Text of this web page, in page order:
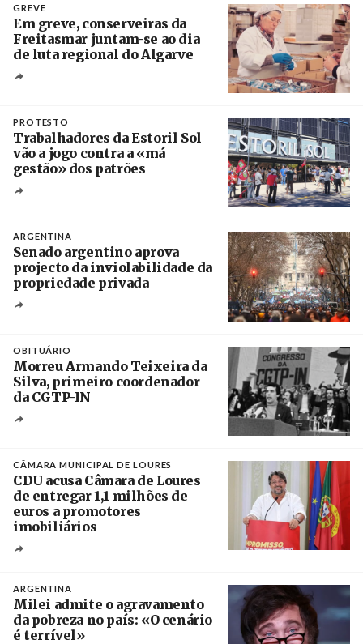
GREVE
Em greve, conserveiras da
Freitasmar juntam-se ao dia
de luta regional do Algarve
PROTESTO
Trabalhadores da Estoril Sol
vão a jogo contra a «má
gestão» dos patrões
ARGENTINA
Senado argentino aprova
projecto da inviolabilidade da
propriedade privada
OBITUÁRIO
Morreu Armando Teixeira da
Silva, primeiro coordenador
da CGTP-IN
CÂMARA MUNICIPAL DE LOURES
CDU acusa Câmara de Loures
de entregar 1,1 milhões de
euros a promotores
imobiliários
ARGENTINA
Milei admite o agravamento
da pobreza no país: «O cenário
é terrível»